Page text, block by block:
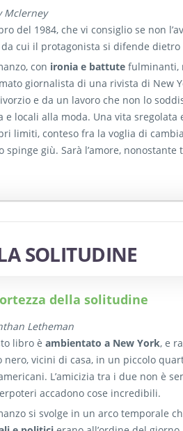
Mclerney
del 1984, che vi consiglio se non
da cui il protagonista si difende
con ironia e battute fulminanti,
giornalista di una rivista di New
e da un lavoro che non lo
e locali alla moda. Una vita
limiti, conteso fra la voglia di
spinge giù. Sarà l’amore,
SOLITUDINE
della solitudine
Letheman
libro è ambientato a New York, e
nero, vicini di casa, in un piccolo
L’amicizia tra i due non è
accadono cose incredibili.
si svolge in un arco temporale